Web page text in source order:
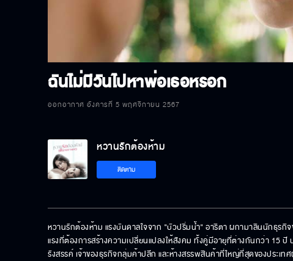
ฉันไม่มีวันไปหาพ่อเธอหรอก
ออกอากาศ อังคารที่ 5 พฤศจิกายน 2567
หวานรักต้องห้าม
ติดตาม
หวานรักต้องห้าม แรงบันดาลใจจาก "บัวปริ่มน้ำ" อาริตา ผกามาลินนักธุร
แรงที่ต้องการสร้างความเปลี่ยนแปลงให้สังคม ทั้งคู่มีอายุที่ต่างกันกว่า 15
รังสรรค์ เจ้าของธุรกิจกลุ่มค้าปลีก และห้างสรรพสินค้าที่ใหญ่ที่สุดของประเ